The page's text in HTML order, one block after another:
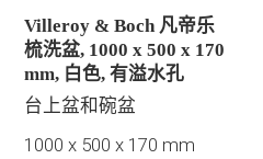
Villeroy & Boch 凡帝乐
梳洗盆, 1000 x 500 x 170
mm, 白色, 有溢水孔
台上盆和碗盆
1000 x 500 x 170 mm